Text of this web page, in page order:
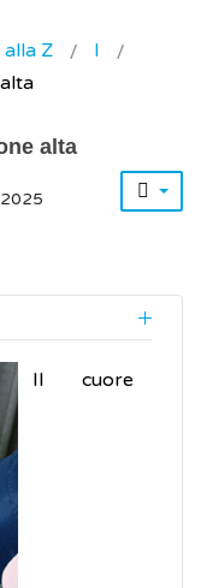
Z
I
alta
Il cuore